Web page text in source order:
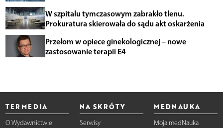
W szpitalu tymczasowym zabrakło tlenu.
Prokuratura skierowała do sądu akt oskarżenia
Przełom w opiece ginekologicznej – nowe
zastosowanie terapii E4
TERMEDIA
O Wydawnictwie
NA SKRÓTY
Serwisy
MEDNAUKA
Moja medNauka